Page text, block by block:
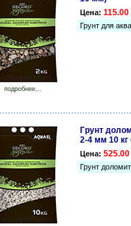
подробнее...
Цена: 115.00
Грунт для
Грунт
2-4 мм 10
Цена: 525.00
Грунт